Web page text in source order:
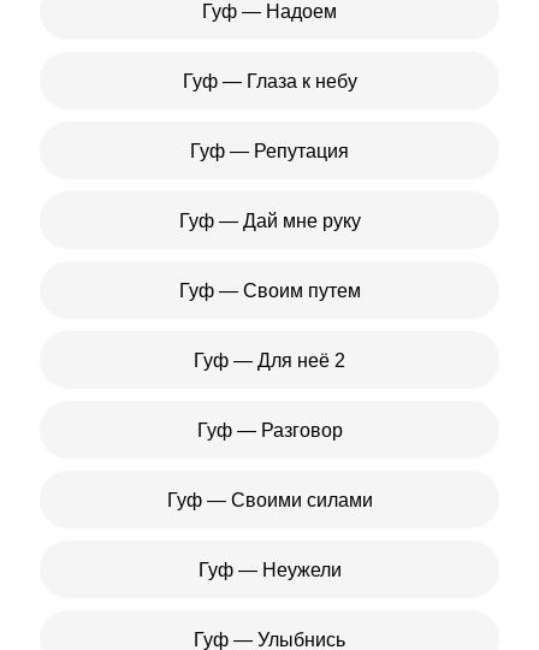
Гуф — Надоем
Гуф — Глаза к небу
Гуф — Репутация
Гуф — Дай мне руку
Гуф — Своим путем
Гуф — Для неё 2
Гуф — Разговор
Гуф — Своими силами
Гуф — Неужели
Гуф — Улыбнись